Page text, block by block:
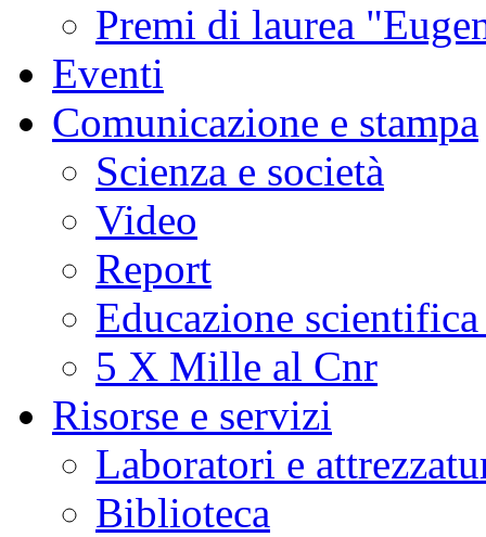
Premi di laurea
Eventi
Comunicazione e stampa
Scienza e società
Video
Report
Educazione
5 X Mille al Cnr
Risorse e servizi
Laboratori e
Biblioteca